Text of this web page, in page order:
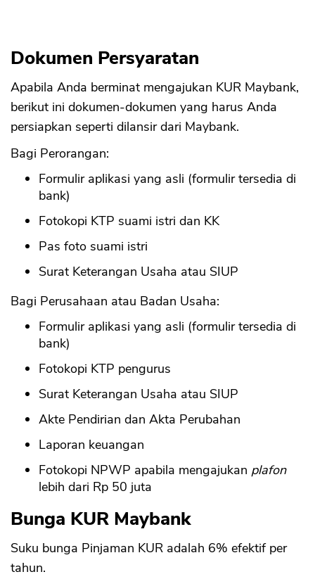
Dokumen Persyaratan
Apabila Anda berminat mengajukan KUR Maybank,
berikut ini dokumen-dokumen yang harus Anda
persiapkan seperti dilansir dari Maybank.
Bagi Perorangan:
Formulir aplikasi yang asli (formulir tersedia di
bank)
Fotokopi KTP suami istri dan KK
Pas foto suami istri
Surat Keterangan Usaha atau SIUP
Bagi Perusahaan atau Badan Usaha:
Formulir aplikasi yang asli (formulir tersedia di
bank)
Fotokopi KTP pengurus
Surat Keterangan Usaha atau SIUP
Akte Pendirian dan Akta Perubahan
Laporan keuangan
Fotokopi NPWP apabila mengajukan plafon
lebih dari Rp 50 juta
Bunga KUR Maybank
Suku bunga Pinjaman KUR adalah 6% efektif per
tahun.